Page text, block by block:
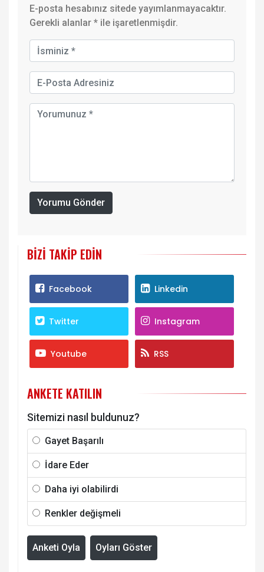
E-posta hesabınız sitede yayımlanmayacaktır.
Gerekli alanlar * ile işaretlenmişdir.
Yorumu Gönder
BIZI TAKIP EDIN
Facebook Linkedin
Twitter Instagram
Youtube RSS
ANKETE KATILIN
Sitemizi nasıl buldunuz?
Gayet Başarılı
İdare Eder
Daha iyi olabilirdi
Renkler değişmeli
Anketi Oyla Oyları Göster